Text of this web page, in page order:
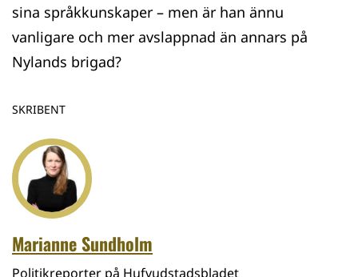
sina språkkunskaper – men är han ännu
vanligare och mer avslappnad än annars på
Nylands brigad?
SKRIBENT
Marianne Sundholm
Politikreporter på Hufvudstadsbladet